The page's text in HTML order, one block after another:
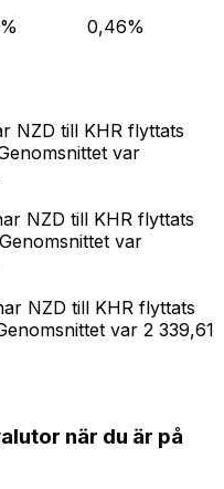
0,46%
NZD till KHR flyttats
var
NZD till KHR flyttats
var
NZD till KHR flyttats
var 2 339,61
när du är på